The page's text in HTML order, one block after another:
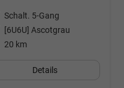
Schalt. 5-Gang
[6U6U] Ascotgrau
20 km
Details